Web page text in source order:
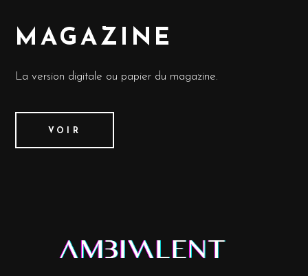
MAGAZINE
La version digitale ou papier du magazine.
VOIR